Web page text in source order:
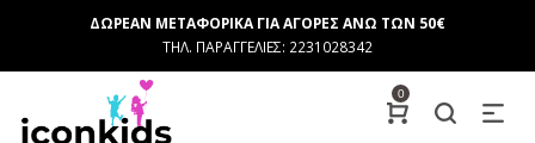
ΔΩΡΕΑΝ ΜΕΤΑΦΟΡΙΚΑ ΓΙΑ ΑΓΟΡΕΣ ΑΝΩ ΤΩΝ 50€
ΤΗΛ. ΠΑΡΑΓΓΕΛΙΕΣ: 2231028342
0